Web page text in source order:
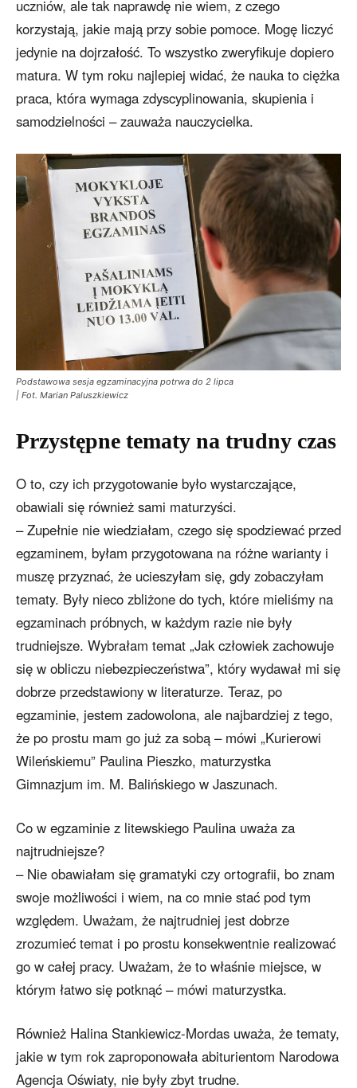
uczniów, ale tak naprawdę nie wiem, z czego
korzystają, jakie mają przy sobie pomoce. Mogę liczyć
jedynie na dojrzałość. To wszystko zweryfikuje dopiero
matura. W tym roku najlepiej widać, że nauka to ciężka
praca, która wymaga zdyscyplinowania, skupienia i
samodzielności – zauważa nauczycielka.
Podstawowa sesja egzaminacyjna potrwa do 2 lipca
| Fot. Marian Paluszkiewicz
Przystępne tematy na trudny czas
O to, czy ich przygotowanie było wystarczające,
obawiali się również sami maturzyści.
– Zupełnie nie wiedziałam, czego się spodziewać przed
egzaminem, byłam przygotowana na różne warianty i
muszę przyznać, że ucieszyłam się, gdy zobaczyłam
tematy. Były nieco zbliżone do tych, które mieliśmy na
egzaminach próbnych, w każdym razie nie były
trudniejsze. Wybrałam temat „Jak człowiek zachowuje
się w obliczu niebezpieczeństwa”, który wydawał mi się
dobrze przedstawiony w literaturze. Teraz, po
egzaminie, jestem zadowolona, ale najbardziej z tego,
że po prostu mam go już za sobą – mówi „Kurierowi
Wileńskiemu” Paulina Pieszko, maturzystka
Gimnazjum im. M. Balińskiego w Jaszunach.
Co w egzaminie z litewskiego Paulina uważa za
najtrudniejsze?
– Nie obawiałam się gramatyki czy ortografii, bo znam
swoje możliwości i wiem, na co mnie stać pod tym
względem. Uważam, że najtrudniej jest dobrze
zrozumieć temat i po prostu konsekwentnie realizować
go w całej pracy. Uważam, że to właśnie miejsce, w
którym łatwo się potknąć – mówi maturzystka.
Również Halina Stankiewicz-Mordas uważa, że tematy,
jakie w tym rok zaproponowała abiturientom Narodowa
Agencja Oświaty, nie były zbyt trudne.